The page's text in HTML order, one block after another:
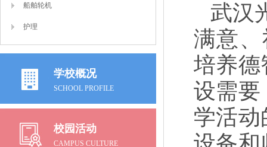
船舶轮机
护理
学校概况
SCHOOL PROFILE
校园活动
CAMPUS CULTURE
武汉
满意
培养德
设需要
学活